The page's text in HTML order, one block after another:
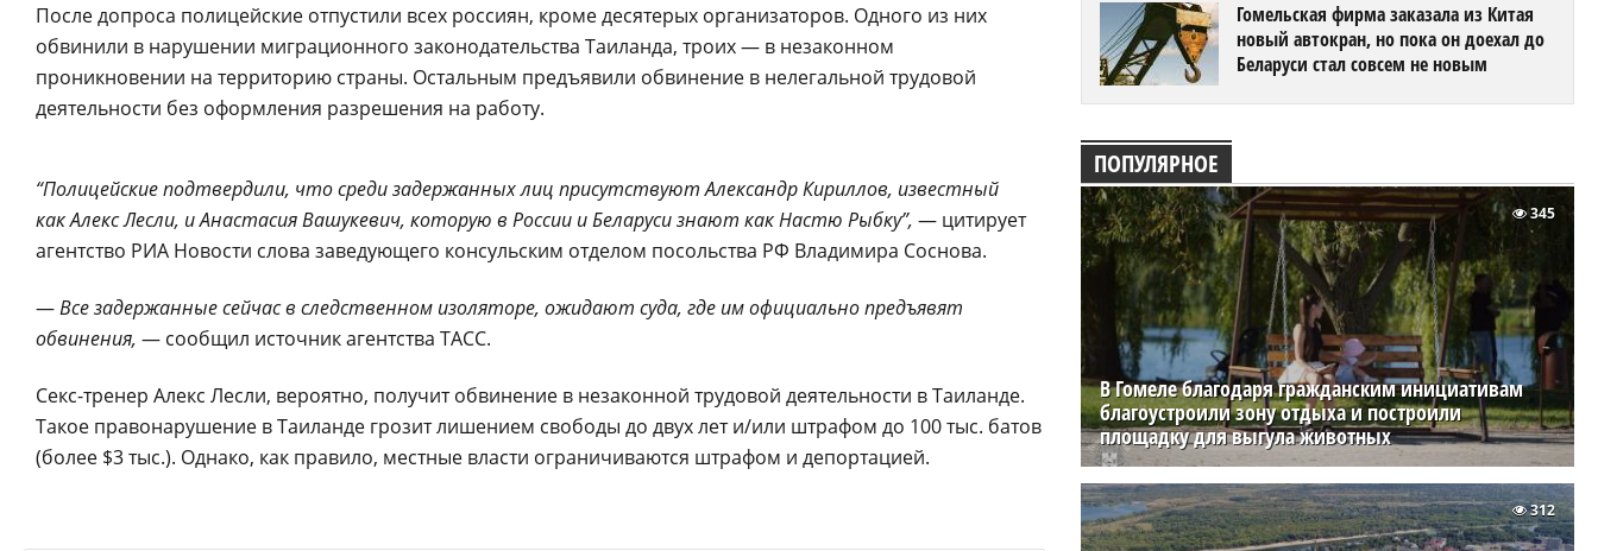
После допроса полицейские отпустили всех россиян, кроме десятерых организаторов. Одного из них
обвинили в нарушении миграционного законодательства Таиланда, троих — в незаконном
проникновении на территорию страны. Остальным предъявили обвинение в нелегальной трудовой
деятельности без оформления разрешения на работу.
“Полицейские подтвердили, что среди задержанных лиц присутствуют Александр Кириллов, известный
как Алекс Лесли, и Анастасия Вашукевич, которую в России и Беларуси знают как Настю Рыбку”, — цитирует
агентство РИА Новости слова заведующего консульским отделом посольства РФ Владимира Соснова.
—Все задержанные сейчас в следственном изоляторе, ожидают суда, где им официально предъявят
обвинения, — сообщил источник агентства ТАСС.
Секс-тренер Алекс Лесли, вероятно, получит обвинение в незаконной трудовой деятельности в Таиланде.
Такое правонарушение в Таиланде грозит лишением свободы до двух лет и/или штрафом до 100 тыс. батов
(более $3 тыс.). Однако, как правило, местные власти ограничиваются штрафом и депортацией.
Гомельская фирма заказала из Китая
новый автокран, но пока он доехал до
Беларуси стал совсем не новым
ПОПУЛЯРНОЕ
В Гомеле благодаря гражданским инициативам
благоустроили зону отдыха и построили
площадку для выгула животных
345
312